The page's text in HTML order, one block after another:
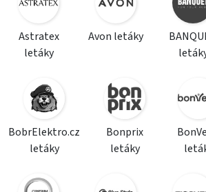
Astratex
letáky
Avon letáky
BobrElektro.cz
letáky
Bonprix
letáky